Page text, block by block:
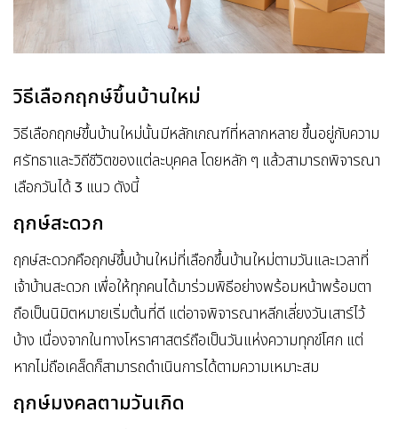
วิธีเลือกฤกษ์ขึ้นบ้านใหม่
วิธีเลือกฤกษ์ขึ้นบ้านใหม่นั้นมีหลักเกณฑ์ที่หลากหลาย ขึ้นอยู่กับความ
ศรัทธาและวิถีชีวิตของแต่ละบุคคล โดยหลัก ๆ แล้วสามารถพิจารณา
เลือกวันได้ 3 แนว ดังนี้
ฤกษ์สะดวก
ฤกษ์สะดวกคือฤกษ์ขึ้นบ้านใหม่ที่เลือกขึ้นบ้านใหม่ตามวันและเวลาที่
เจ้าบ้านสะดวก เพื่อให้ทุกคนได้มาร่วมพิธีอย่างพร้อมหน้าพร้อมตา
ถือเป็นนิมิตหมายเริ่มต้นที่ดี แต่อาจพิจารณาหลีกเลี่ยงวันเสาร์ไว้
บ้าง เนื่องจากในทางโหราศาสตร์ถือเป็นวันแห่งความทุกข์โศก แต่
หากไม่ถือเคล็ดก็สามารถดำเนินการได้ตามความเหมาะสม
ฤกษ์มงคลตามวันเกิด